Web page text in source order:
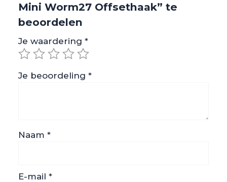
Mini Worm27 Offsethaak” te
beoordelen
Je waardering *
Je beoordeling *
Naam *
E-mail *